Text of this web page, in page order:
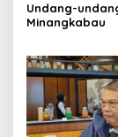
Undang-
Minangkabau